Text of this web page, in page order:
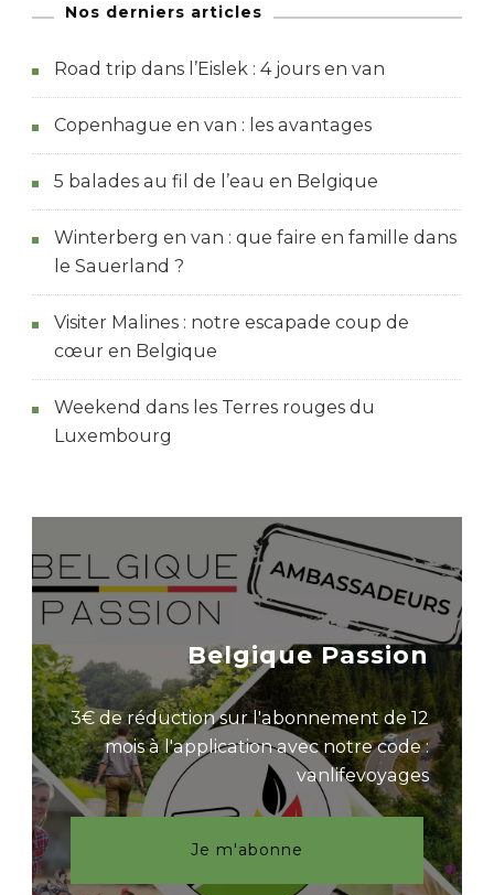
Nos derniers articles
Road trip dans l’Eislek : 4 jours en van
Copenhague en van : les avantages
5 balades au fil de l’eau en Belgique
Winterberg en van : que faire en famille dans
le Sauerland ?
Visiter Malines : notre escapade coup de
cœur en Belgique
Weekend dans les Terres rouges du
Luxembourg
Belgique Passion
3€ de réduction sur l'abonnement de 12
mois à l'application avec notre code :
vanlifevoyages
Je m'abonne